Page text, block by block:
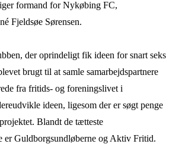
formand for Nykøbing FC,
Fjeldsøe Sørensen.
der oprindeligt fik ideen for snart seks
brugt til at samle samarbejdspartnere
fra fritids- og foreningslivet i
ideen, ligesom der er søgt penge
Blandt de tætteste
er Guldborgsundløberne og Aktiv Fritid.